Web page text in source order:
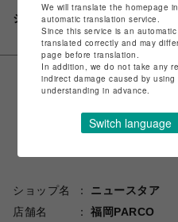
シェアする
ショップ名
ニュースタア
店舗名
福岡PARCO
We will translate the homepage
automatic translation service.
Since this service is an
translated correctly and may
page before translation.
In addition, we do not take any
indirect damage caused by
understanding in advance.
Switch language